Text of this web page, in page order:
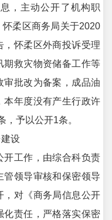
，主动公开了机构职
柔区商务局关于2020
，怀柔区外商投诉受理
期救灾物资储备工作等
审批改为备案，成品油
本年度没有产生行政许
予以公开1条。
设
工作，由综合科负责
管领导审核和保密领导
，对《商务局信息公开
化责任，严格落实保密